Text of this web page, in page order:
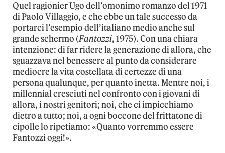
Quel ragionier Ugo dell’omonimo romanzo del 1971
di Paolo Villaggio, e che ebbe un tale successo da
portarci l’esempio dell’italiano medio anche sul
grande schermo (Fantozzi, 1975). Con una chiara
intenzione: di far ridere la generazione di allora, che
sguazzava nel benessere al punto da considerare
mediocre la vita costellata di certezze di una
persona qualunque, per quanto inetta. Mentre noi, i
millennial cresciuti nel confronto con i giovani di
allora, i nostri genitori; noi, che ci impicchiamo
dietro a tutto; noi, a ogni boccone del frittatone di
cipolle lo ripetiamo: «Quanto vorremmo essere
Fantozzi oggi!».